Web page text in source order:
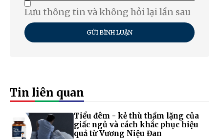
Lưu thông tin và không hỏi lại lần sau
GỬI BÌNH LUẬN
Tin liên quan
Tiểu đêm - kẻ thù thầm lặng của
giấc ngủ và cách khắc phục hiệu
quả từ Vương Niệu Đan